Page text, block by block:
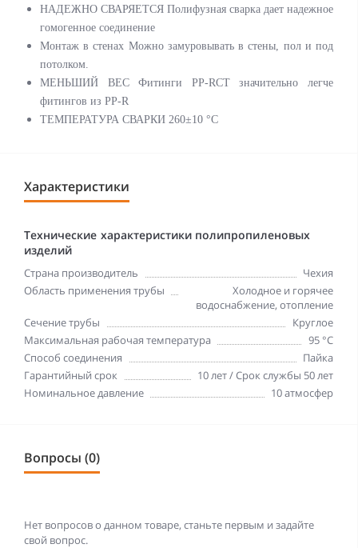
НАДЕЖНО СВАРЯЕТСЯ Полифузная сварка дает надежное
гомогенное соединение
Монтаж в стенах Можно замуровывать в стены, пол и под
потолком.
МЕНЬШИЙ ВЕС Фитинги PP-RCT значительно легче
фитингов из PP-R
ТЕМПЕРАТУРА СВАРКИ 260±10 °C
Характеристики
Технические характеристики полипропиленовых
изделий
Страна производитель
Чехия
Область применения трубы
Холодное и горячее
водоснабжение, отопление
Сечение трубы
Круглое
Максимальная рабочая температура
95 °C
Способ соединения
Пайка
Гарантийный срок
10 лет / Срок службы 50 лет
Номинальное давление
10 атмосфер
Вопросы (0)
Нет вопросов о данном товаре, станьте первым и задайте
свой вопрос.